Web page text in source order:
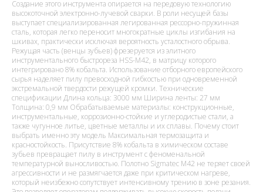
Создание этого инструмента опирается на передовую технологию
высокоточной электронно-лучевой сварки. В роли несущей базы
выступает специализированная легированная рессорно-пружинная
сталь, которая легко переносит многократные циклы изгибания на
шкивах, практически исключая вероятность усталостного обрыва.
Режущая часть (венцы зубьев) фрезеруется из элитного
инструментального быстрореза HSS-M42, в матрицу которого
интегрировано 8% кобальта. Использование отборного европейского
сырья наделяет пилу превосходной гибкостью при одновременной
экстремальной твердости режущей кромки. Технические
спецификации Длина кольца: 3000 мм Ширина ленты: 27 мм
Толщина: 0,9 мм Обрабатываемые материалы: конструкционные,
инструментальные, коррозионно-стойкие и углеродистые стали, а
также чугунное литье, цветные металлы и их сплавы. Почему стоит
выбрать именно эту модель Максимальная термозащита и
красностойкость. Присутствие 8% кобальта в химическом составе
зубьев превращает пилу в инструмент с феноменальной
температурной выносливостью. Полотно Sigmatec M42 не теряет своей
агрессивности и не размягчается даже при критическом нагреве,
который неизбежно сопутствует интенсивному трению в зоне резания.